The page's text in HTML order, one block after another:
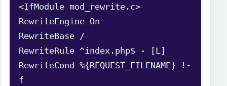
<IfModule mod_rewrite.c>
RewriteEngine On
RewriteBase /
RewriteRule ^index.php$ - [L]
RewriteCond %{REQUEST_FILENAME} !-
f